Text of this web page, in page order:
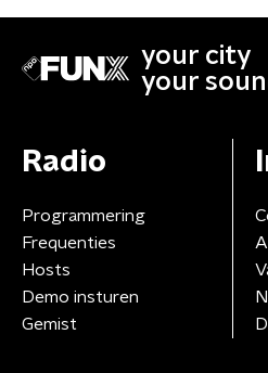
your city
your
Radio
Programmering
Frequenties
Hosts
Demo insturen
Gemist